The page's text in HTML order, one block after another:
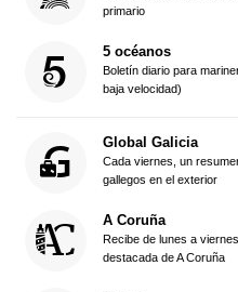
primario
5 océanos
Boletín diario para
baja velocidad)
Global Galicia
Cada viernes, un
gallegos en el exterior
A Coruña
Recibe de lunes a
destacada de A Coruña